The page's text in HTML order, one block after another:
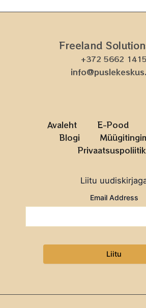
Freeland
+372 5662 1415
Avaleht E-Pood
Blogi
Liitu
Email Address